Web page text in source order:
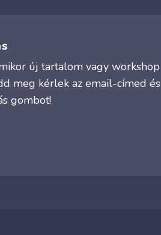
új tartalom vagy workshop
meg kérlek az email-címed és
gombot!